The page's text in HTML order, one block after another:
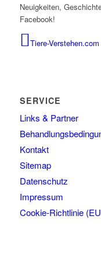
Neuigkeiten,
Facebook!
Tiere-Verstehen.com
SERVICE
Links & Partner
Kontakt
Sitemap
Datenschutz
Impressum
Cookie-Richtlinie